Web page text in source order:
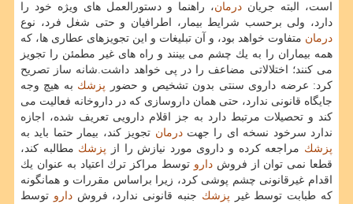
است، البته جریان درمان، راهنما و دستورالعمل های ویژه خود را
دارد، ولی برحسب شرایط بیمار، اطرافیان و حتی شغل فرد، نوع
درمان متفاوت خواهد بود، و آن تبلیغات و این تجویزهای عطاری ها، كه
همه بیماران را به یك چشم می بینند و راه های غیر مطمئن را تجویز
می كنند؛ اختلالاتی مضاعف را در پی خواهد داشت.شانه ساز تصریح
كرد: عرضه داروی سنتی بدون تشخیص و حضور پزشك به هیچ وجه
جایگاه قانونی ندارد، حتی همان داروسازی كه در داروخانه فعالیت می
كند و تحصیلات مرتبط دارد به جز اقلام دارویی تعریف شده، اجازه
ندارد سرخود نسخه ای را جهتدرمان تجویز كند، بیمار حتما باید به
پزشك مراجعه كرده و داروی مورد نیازش را از پزشك مطالبه كند،
قطعا نمی توان از فروشدارو توسط مراكز ترك اعتیاد به عنوان یك
اقدام غیرقانونی چشم پوشی كرد، زیرا براساس مقررات و همانگونه
كه طبابت توسط غیر پزشك جنبه قانونی ندارد، فروشدارو توسط